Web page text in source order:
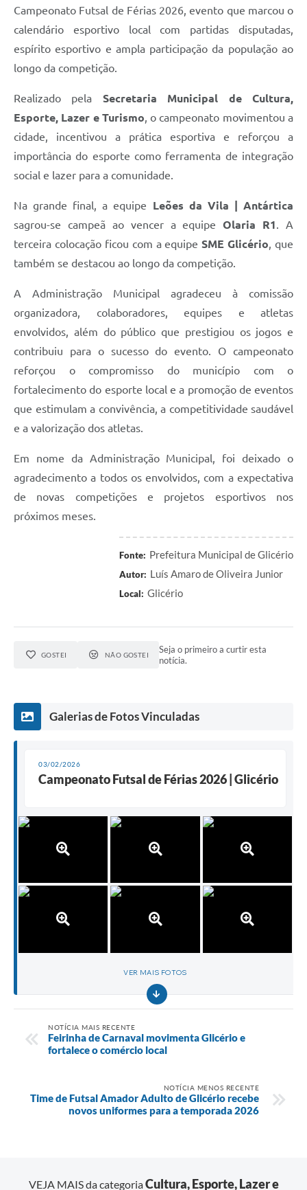
Campeonato Futsal de Férias 2026, evento que marcou o
calendário esportivo local com partidas disputadas,
espírito esportivo e ampla participação da população ao
longo da competição.
Realizado pela Secretaria Municipal de Cultura,
Esporte, Lazer e Turismo , o campeonato movimentou a
cidade, incentivou a prática esportiva e reforçou a
importância do esporte como ferramenta de integração
social e lazer para a comunidade.
Na grande final, a equipe Leões da Vila | Antártica
sagrou-se campeã ao vencer a equipeOlaria R1
. A
terceira colocação ficou com a equipeSME Glicério , que
também se destacou ao longo da competição.
A Administração Municipal agradeceu à comissão
organizadora, colaboradores, equipes e atletas
envolvidos, além do público que prestigiou os jogos e
contribuiu para o sucesso do evento. O campeonato
reforçou o compromisso do município com o
fortalecimento do esporte local e a promoção de eventos
que estimulam a convivência, a competitividade saudável
e a valorização dos atletas.
Em nome da Administração Municipal, foi deixado o
agradecimento a todos os envolvidos, com a expectativa
de novas competições e projetos esportivos nos
próximos meses.
Fonte: Prefeitura Municipal de Glicério
Autor: Luís Amaro de Oliveira Junior
Local: Glicério
GOSTEI NÃO GOSTEI
Seja o primeiro a curtir esta
notícia.
Galerias de Fotos Vinculadas
03/02/2026
Campeonato Futsal de Férias 2026 | Glicério
VER MAIS FOTOS
NOTÍCIA MAIS RECENTE
Feirinha de Carnaval movimenta Glicério e
fortalece o comércio local
NOTÍCIA MENOS RECENTE
Time de Futsal Amador Adulto de Glicério recebe
novos uniformes para a temporada 2026
VEJA MAIS da categoriaCultura, Esporte, Lazer e